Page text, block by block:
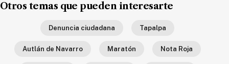
Otros temas que pueden interesarte
Denuncia ciudadana Tapalpa
Autlán de Navarro Maratón Nota Roja